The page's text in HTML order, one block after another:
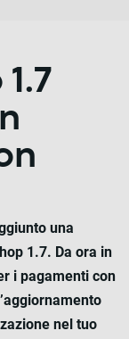
una
1.7. Da ora in
i pagamenti con
nel tuo